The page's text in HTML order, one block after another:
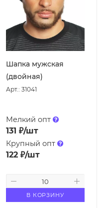
Шапка мужская
(двойная)
Арт.: 31041
Мелкий опт
131 ₽/шт
Крупный опт
122₽/шт
В КОРЗИНУ